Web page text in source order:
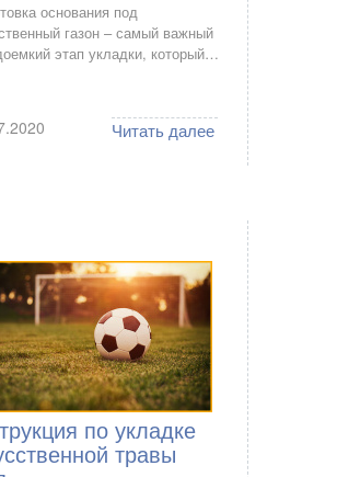
основания под
газон – самый важный
этап укладки, который…
Читать далее
по укладке
травы